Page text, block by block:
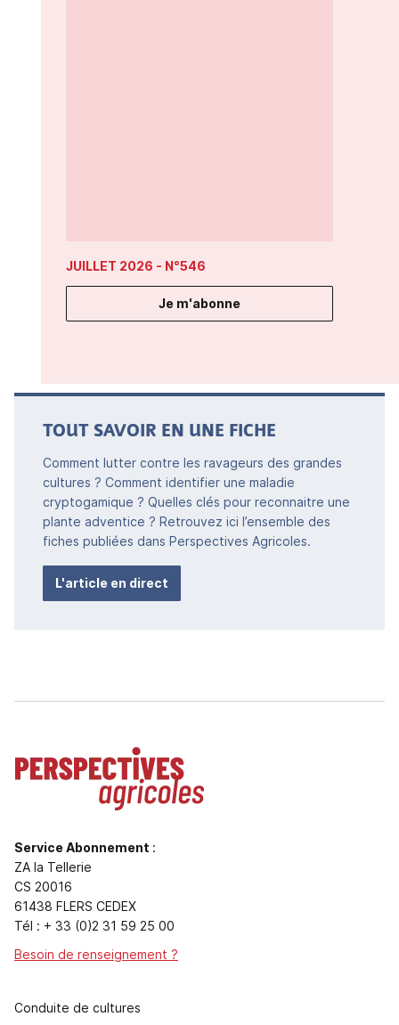
JUILLET 2026 - N°546
Je m'abonne
TOUT SAVOIR EN UNE FICHE
Comment lutter contre les ravageurs des grandes
cultures ? Comment identifier une maladie
cryptogamique ? Quelles clés pour reconnaitre une
plante adventice ? Retrouvez ici l’ensemble des
fiches publiées dans Perspectives Agricoles.
L'article en direct
Service Abonnement :
ZA la Tellerie
CS 20016
61438 FLERS CEDEX
Tél : + 33 (0)2 31 59 25 00
Besoin de renseignement ?
Conduite de cultures